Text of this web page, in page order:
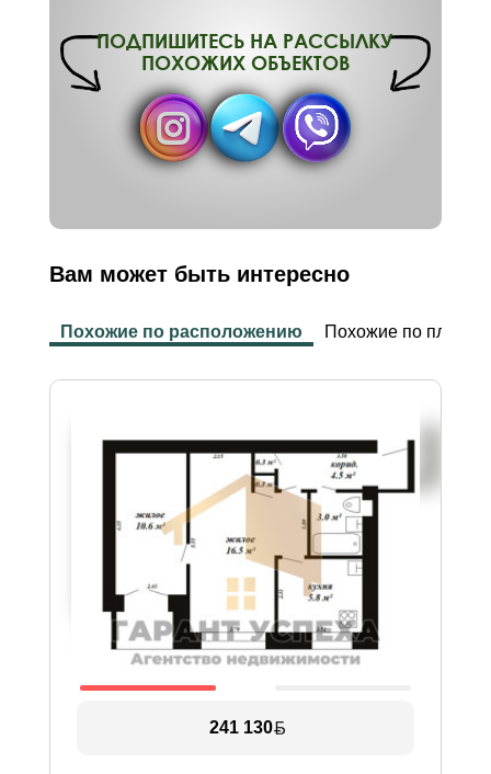
ПОДПИШИТЕСЬ НА РАССЫЛКУ
ПОХОЖИХ ОБЪЕКТОВ
Вам может быть интересно
Похожие по расположению Похожие по
241 130